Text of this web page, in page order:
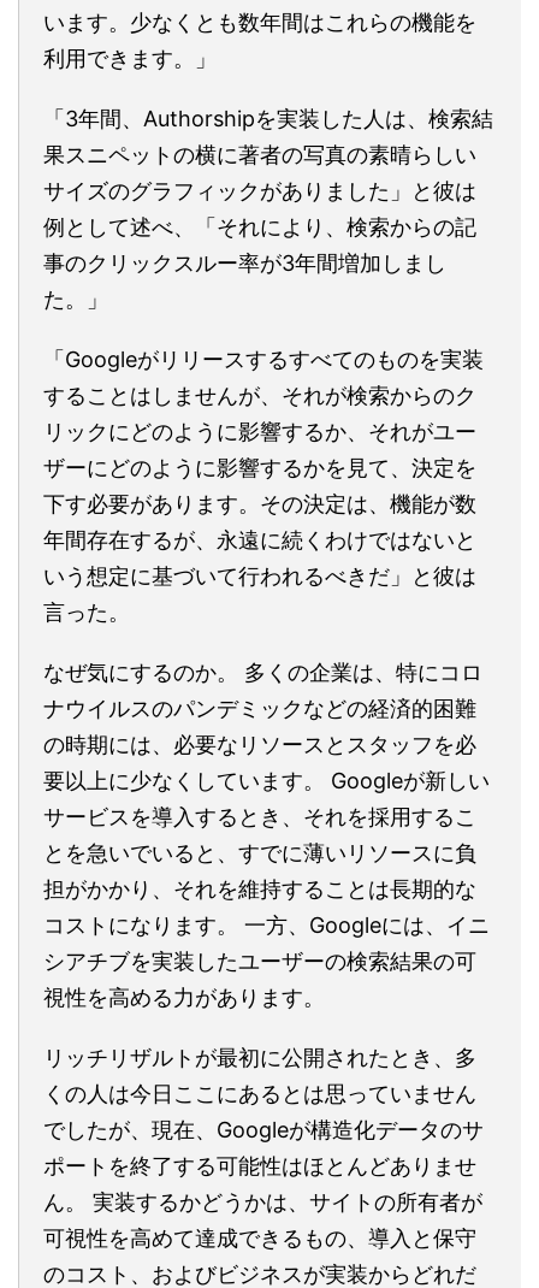
います。少なくとも数年間はこれらの機能を
利用できます。」
「3年間、Authorshipを実装した人は、検索結
果スニペットの横に著者の写真の素晴らしい
サイズのグラフィックがありました」と彼は
例として述べ、「それにより、検索からの記
事のクリックスルー率が3年間増加しまし
た。」
「Googleがリリースするすべてのものを実装
することはしませんが、それが検索からのク
リックにどのように影響するか、それがユー
ザーにどのように影響するかを見て、決定を
下す必要があります。その決定は、機能が数
年間存在するが、永遠に続くわけではないと
いう想定に基づいて行われるべきだ」と彼は
言った。
なぜ気にするのか。 多くの企業は、特にコロ
ナウイルスのパンデミックなどの経済的困難
の時期には、必要なリソースとスタッフを必
要以上に少なくしています。 Googleが新しい
サービスを導入するとき、それを採用するこ
とを急いでいると、すでに薄いリソースに負
担がかかり、それを維持することは長期的な
コストになります。 一方、Googleには、イニ
シアチブを実装したユーザーの検索結果の可
視性を高める力があります。
リッチリザルトが最初に公開されたとき、多
くの人は今日ここにあるとは思っていません
でしたが、現在、Googleが構造化データのサ
ポートを終了する可能性はほとんどありませ
ん。 実装するかどうかは、サイトの所有者が
可視性を高めて達成できるもの、導入と保守
のコスト、およびビジネスが実装からどれだ